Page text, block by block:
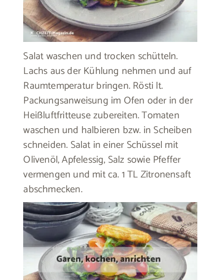
Salat waschen und trocken schütteln.
Lachs aus der Kühlung nehmen und auf
Raumtemperatur bringen. Rösti lt.
Packungsanweisung im Ofen oder in der
Heißluftfritteuse zubereiten. Tomaten
waschen und halbieren bzw. in Scheiben
schneiden. Salat in einer Schüssel mit
Olivenöl, Apfelessig, Salz sowie Pfeffer
vermengen und mit ca. 1 TL Zitronensaft
abschmecken.